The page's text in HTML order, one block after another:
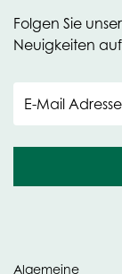
Folgen Sie
Neuigkeiten
E-Mail Adresse
Algemeine